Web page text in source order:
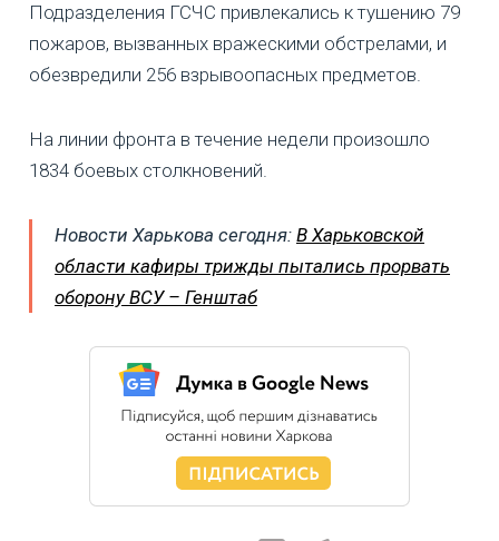
Подразделения ГСЧС привлекались к тушению 79
пожаров, вызванных вражескими обстрелами, и
обезвредили 256 взрывоопасных предметов.
На линии фронта в течение недели произошло
1834 боевых столкновений.
Новости Харькова сегодня: В Харьковской
области кафиры трижды пытались прорвать
оборону ВСУ – Генштаб